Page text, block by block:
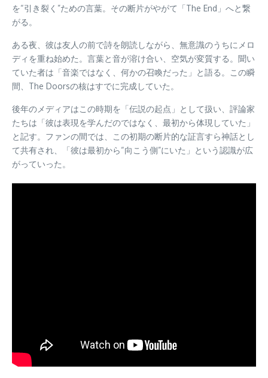
を“引き裂く”ための言葉。その断片がやがて「The End」へと繋
がる。
ある夜、彼は友人の前で詩を朗読しながら、無意識のうちにメロ
ディを重ね始めた。言葉と音が溶け合い、空気が変質する。聞い
ていた者は「音楽ではなく、何かの召喚だった」と語る。この瞬
間、The Doorsの核はすでに完成していた。
後年のメディアはこの時期を「伝説の起点」として扱い、評論家
たちは「彼は表現を学んだのではなく、最初から体現していた」
と記す。ファンの間では、この初期の断片的な証言すら神話とし
て共有され、「彼は最初から“向こう側”にいた」という認識が広
がっていった。